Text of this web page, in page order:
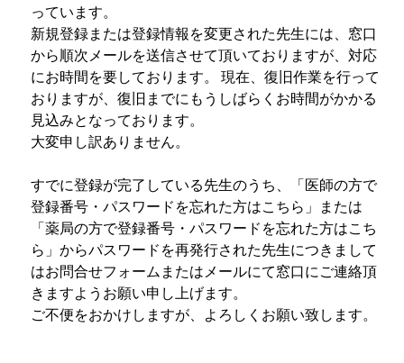
っています。
新規登録または登録情報を変更された先生には、窓口
から順次メールを送信させて頂いておりますが、対応
にお時間を要しております。 現在、復旧作業を行って
おりますが、復旧までにもうしばらくお時間がかかる
見込みとなっております。
大変申し訳ありません。
すでに登録が完了している先生のうち、「医師の方で
登録番号・パスワードを忘れた方はこちら」または
「薬局の方で登録番号・パスワードを忘れた方はこち
ら」からパスワードを再発行された先生につきまして
はお問合せフォームまたはメールにて窓口にご連絡頂
きますようお願い申し上げます。
ご不便をおかけしますが、よろしくお願い致します。